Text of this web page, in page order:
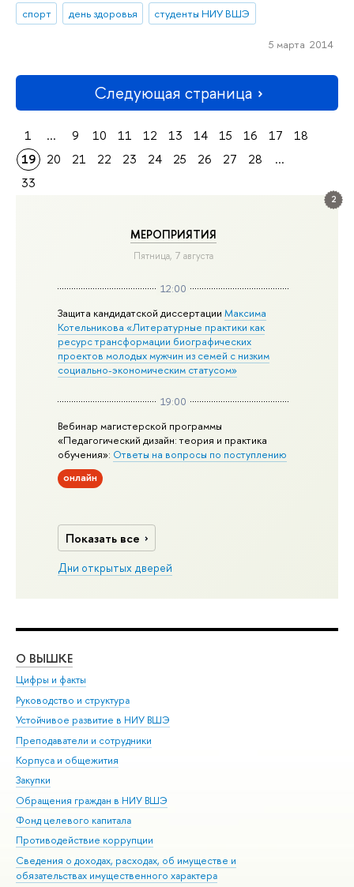
2
МЕРОПРИЯТИЯ
Пятница, 7 августа
12:00
Защита кандидатской диссертацииМаксима
Котельникова «Литературные практики как
ресурс трансформации биографических
проектов молодых мужчин из семей с низким
социально-экономическим статусом»
19:00
Вебинар магистерской программы
«Педагогический дизайн: теория и практика
обучения»: Ответы на вопросы по поступлению
онлайн
Показать все
Дни открытых дверей
спорт
день здоровья студенты НИУ ВШЭ
5 марта 2014
Следующая страница
1 ... 9 10 11 12 13 14 15 16 17
18
19
20 21 22 23 24 25 26 27 28
...
33
О ВЫШКЕ
Цифры и факты
Руководство и структура
Устойчивое развитие в НИУ ВШЭ
Преподаватели и сотрудники
Корпуса и общежития
Закупки
Обращения граждан в НИУ ВШЭ
Фонд целевого капитала
Противодействие коррупции
Сведения о доходах, расходах, об имуществе и
обязательствах имущественного характера